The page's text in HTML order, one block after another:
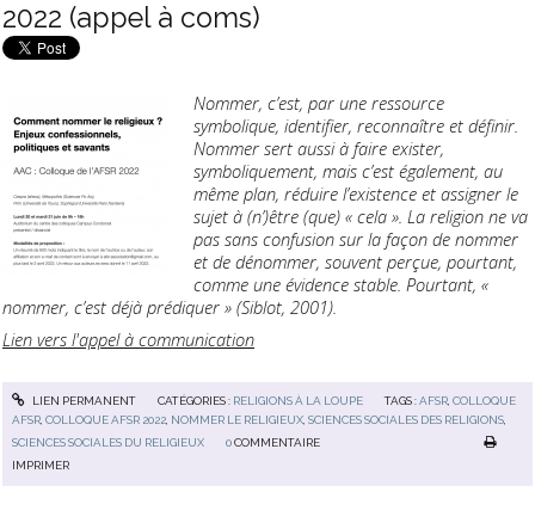
2022 (appel à coms)
Nommer, c’est, par une ressource
symbolique, identifier, reconnaître et définir.
Nommer sert aussi à faire exister,
symboliquement, mais c’est également, au
même plan, réduire l’existence et assigner le
sujet à (n’)être (que) « cela ». La religion ne va
pas sans confusion sur la façon de nommer
et de dénommer, souvent perçue, pourtant,
comme une évidence stable. Pourtant, «
nommer, c’est déjà prédiquer » (Siblot, 2001).
Lien vers l'appel à communication
LIEN PERMANENT CATÉGORIES : RELIGIONS À LA LOUPE TAGS :AFSR,COLLOQUE
AFSR,COLLOQUE AFSR 2022, NOMMER LE RELIGIEUX,SCIENCES SOCIALES DES RELIGIONS,
SCIENCES SOCIALES DU RELIGIEUX
0 COMMENTAIRE
IMPRIMER